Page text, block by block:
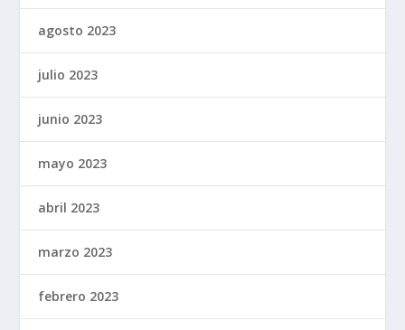
agosto 2023
julio 2023
junio 2023
mayo 2023
abril 2023
marzo 2023
febrero 2023